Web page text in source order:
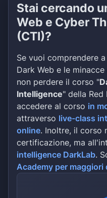
Stai cercando
Web e Cyber
(CTI)?
Se vuoi comprendere
Dark Web e le
non perdere il corso "
Intelligence" della Red
accedere al corso in
attraverso live-class
online. Inoltre, il corso
certificazione, ma
intelligence DarkLab.
Academy per maggiori